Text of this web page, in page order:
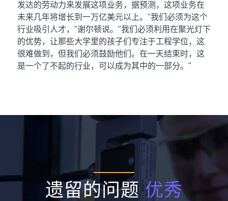
发达的劳动力来发展这项业务，据预测，这项业务在
未来几年将增长到一万亿美元以上。"我们必须为这个
行业吸引人才，"谢尔顿说。"我们必须利用在聚光灯下
的优势，让那些大学里的孩子们专注于工程学位，这
很难做到，但我们必须鼓励他们。在一天结束时，这
是一个了不起的行业，可以成为其中的一部分。"
遗留的问题优秀